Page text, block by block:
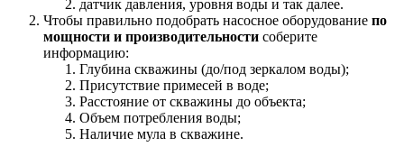
датчик давления, уровня воды и так далее.
Чтобы правильно подобрать насосное оборудование по
мощности и производительности соберите
информацию:
Глубина скважины (до/под зеркалом воды);
Присутствие примесей в воде;
Расстояние от скважины до объекта;
Объем потребления воды;
Наличие мула в скважине.